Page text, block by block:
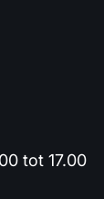
tot 17.00